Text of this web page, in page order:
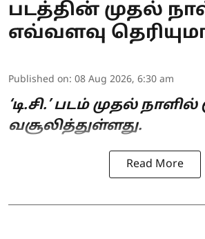
படத்தின் முதல்
எவ்வளவு
Published on: 08 Aug 2026, 6:30 am
‘டி.சி.’ படம் முதல் நாளில்
வசூலித்துள்ளது.
Read More